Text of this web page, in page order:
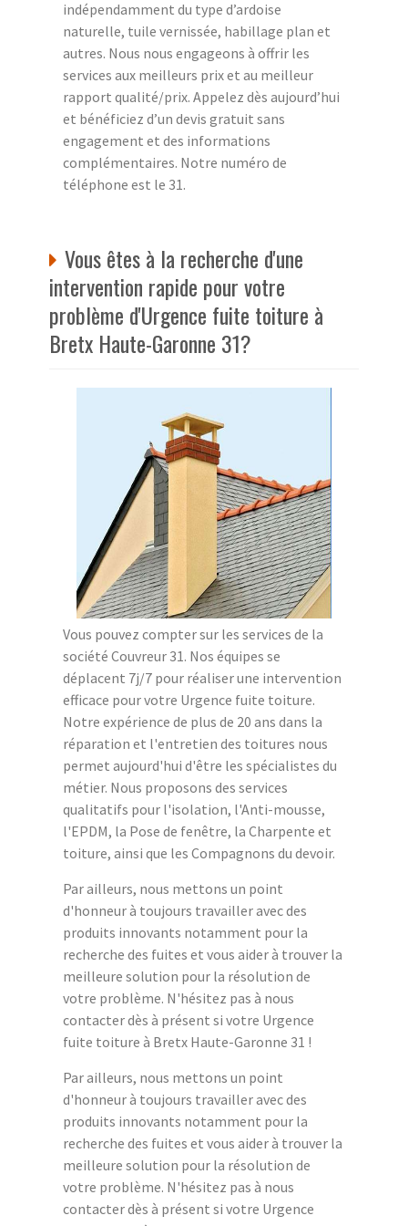
indépendamment du type d’ardoise
naturelle, tuile vernissée, habillage plan et
autres. Nous nous engageons à offrir les
services aux meilleurs prix et au meilleur
rapport qualité/prix. Appelez dès aujourd’hui
et bénéficiez d’un devis gratuit sans
engagement et des informations
complémentaires. Notre numéro de
téléphone est le 31.
Vous êtes à la recherche d'une
intervention rapide pour votre
problème d'Urgence fuite toiture à
Bretx Haute-Garonne 31?
Vous pouvez compter sur les services de la
société Couvreur 31. Nos équipes se
déplacent 7j/7 pour réaliser une intervention
efficace pour votre Urgence fuite toiture.
Notre expérience de plus de 20 ans dans la
réparation et l'entretien des toitures nous
permet aujourd'hui d'être les spécialistes du
métier. Nous proposons des services
qualitatifs pour l'isolation, l'Anti-mousse,
l'EPDM, la Pose de fenêtre, la Charpente et
toiture, ainsi que les Compagnons du devoir.
Par ailleurs, nous mettons un point
d'honneur à toujours travailler avec des
produits innovants notamment pour la
recherche des fuites et vous aider à trouver la
meilleure solution pour la résolution de
votre problème. N'hésitez pas à nous
contacter dès à présent si votre Urgence
fuite toiture à Bretx Haute-Garonne 31 !
Par ailleurs, nous mettons un point
d'honneur à toujours travailler avec des
produits innovants notamment pour la
recherche des fuites et vous aider à trouver la
meilleure solution pour la résolution de
votre problème. N'hésitez pas à nous
contacter dès à présent si votre Urgence